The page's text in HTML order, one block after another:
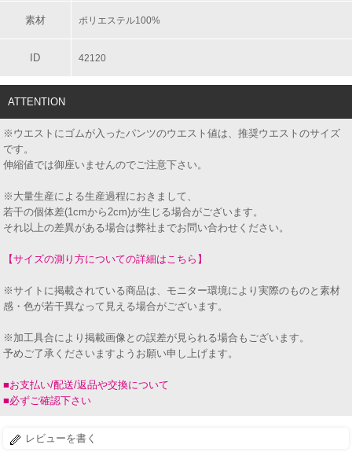
素材 ポリエステル100%
ID 42120
ATTENTION
※ウエストにゴムが入ったパンツのウエスト値は、推奨ウエストのサイズ
です。
伸縮値では御座いませんのでご注意下さい。
※大量生産による生産過程におきまして、
若干の個体差(1cmから2cm)が生じる場合がございます。
それ以上の差異がある場合は弊社までお問い合わせください。
【サイズの測り方についての詳細はこちら】
※サイトに掲載されている商品は、モニター環境により実際のものと素材
感・色が若干異なって見える場合がございます。
※加工具合により掲載画像との誤差が見られる場合もございます。
予めご了承くださいますようお願い申し上げます。
■お支払い/配送/返品や交換について
■必ずご確認下さい
レビューを書く